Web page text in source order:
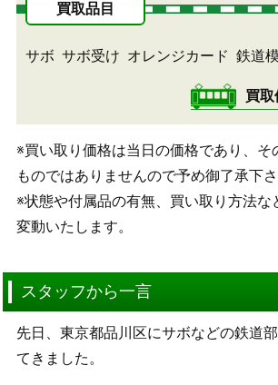
買取品目
サボ サボ受け オレンジカード 鉄道
買取
※買い取り価格は当日の価格であり、そ
ものではありませんので予め御了承下さ
※状態や付属品の有無、買い取り方法な
変動いたします。
スタッフから一言
先日、東京都品川区にサボなどの鉄道
てきました。